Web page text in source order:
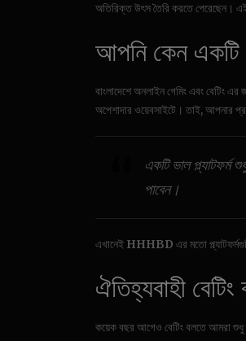
অতিরিক্ত উৎস তৈরি করতে পেরেছেন।
আপনি কেন একটি
বাংলাদেশে অনলাইন গেমিং এবং বেটিং
অপেশাদার ওয়েবসাইটে। তাই, আপনার
একটি ভাল প্ল্যাটফর্ম
পাবেন।
এখানেই HHHBD এর মতো
ঐতিহ্যবাহী
কয়েক বছর আগেও বেটিং বলতে আমরা শুধু